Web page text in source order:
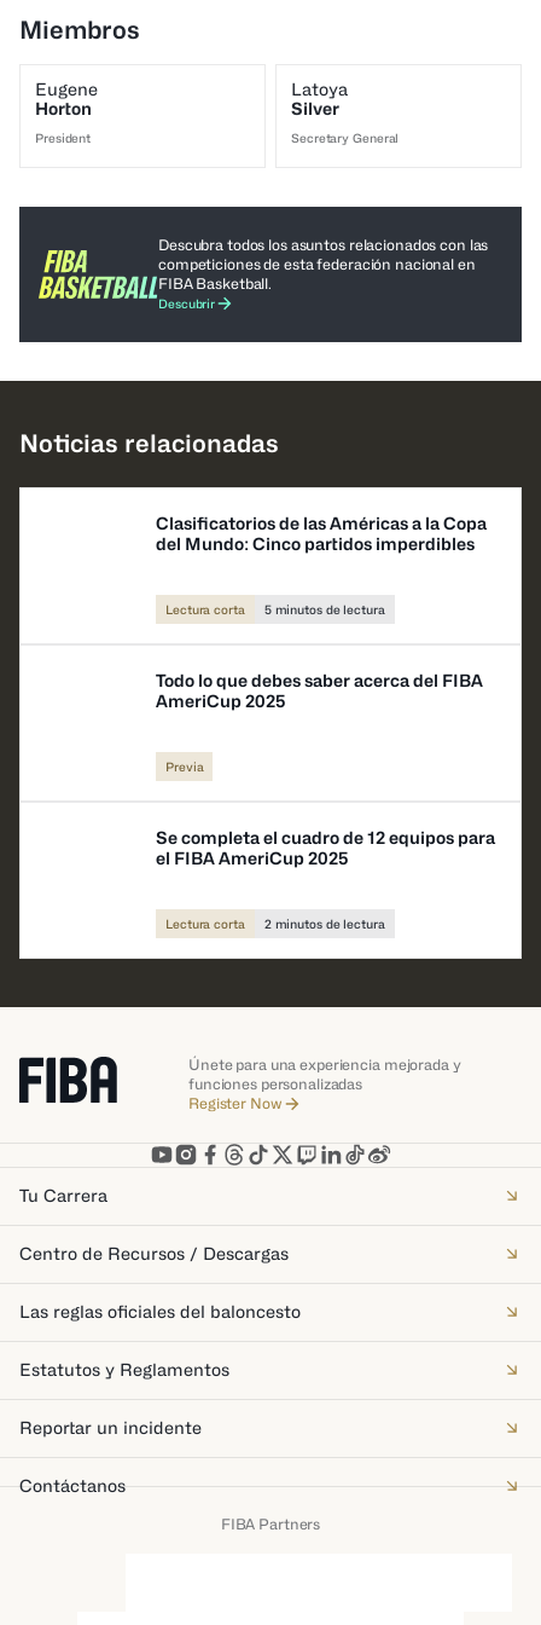
Miembros
Eugene
Horton
President
Latoya
Silver
Secretary General
Descubra todos los asuntos relacionados con las
competiciones de esta federación nacional en
FIBA Basketball.
Descubrir
Noticias relacionadas
Clasificatorios de las Américas a la Copa
del Mundo: Cinco partidos imperdibles
Lectura corta 5 minutos de lectura
Todo lo que debes saber acerca del FIBA
AmeriCup 2025
Previa
Se completa el cuadro de 12 equipos para
el FIBA AmeriCup 2025
Lectura corta 2 minutos de lectura
Únete para una experiencia mejorada y
funciones personalizadas
Register Now
Tu Carrera
Centro de Recursos / Descargas
Las reglas oficiales del baloncesto
Estatutos y Reglamentos
Reportar un incidente
Contáctanos
FIBA Partners